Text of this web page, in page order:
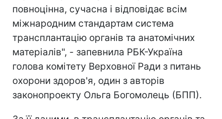
повноцінна, сучасна і відповідає всім
міжнародним стандартам система
трансплантацію органів та анатомічних
матеріалів", - запевнила РБК-Україна
голова комітету Верховної Ради з питань
охорони здоров'я, один з авторів
законопроекту Ольга Богомолець (БПП).